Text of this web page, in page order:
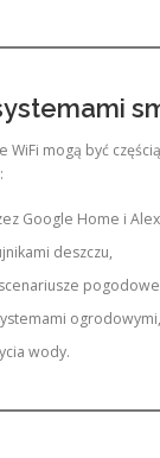
mogą być
Google Home i
deszczu,
ogrodowymi,
wody.